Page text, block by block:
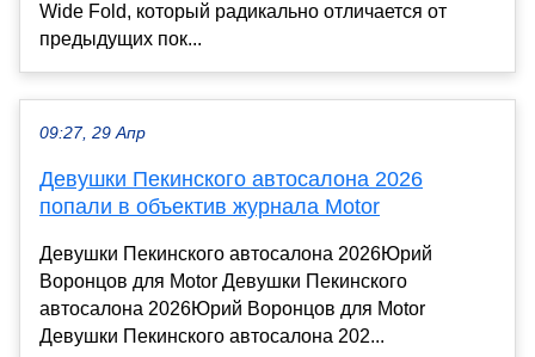
Wide Fold, который радикально отличается от
предыдущих пок...
09:27, 29 Апр
Девушки Пекинского автосалона 2026
попали в объектив журнала Motor
Девушки Пекинского автосалона 2026Юрий
Воронцов для Motor Девушки Пекинского
автосалона 2026Юрий Воронцов для Motor
Девушки Пекинского автосалона 202...